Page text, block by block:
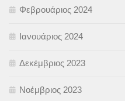
Φεβρουάριος 2024
Ιανουάριος 2024
Δεκέμβριος 2023
Νοέμβριος 2023